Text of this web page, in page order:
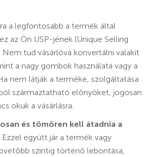
a legfontosabb a termék által
az Ön USP-jének (Unique Selling
Nem tud vásárlóvá konvertálni valakit
a nagy gombok használata vagy a
nem látják a terméke, szolgáltatása
származtatható előnyöket, jogosan
okuk a vásárlásra.
és tömören kell átadnia a
Ezzel együtt jár a termék vagy
szintig történő lebontása,